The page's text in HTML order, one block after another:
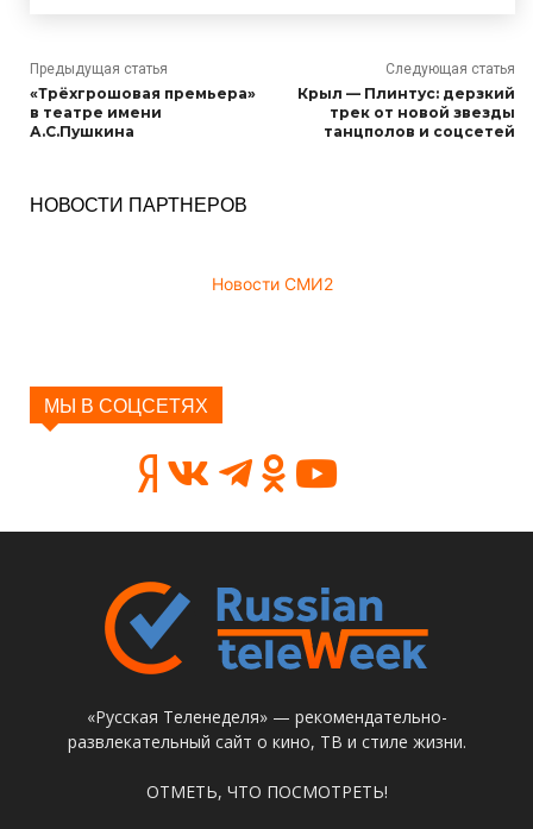
Предыдущая статья
«Трёхгрошовая премьера»
в театре имени
А.С.Пушкина
Следующая статья
Крыл — Плинтус: дерзкий
трек от новой звезды
танцполов и соцсетей
НОВОСТИ ПАРТНЕРОВ
Новости СМИ2
МЫ В СОЦСЕТЯХ
«Русская Теленеделя» — рекомендательно-
развлекательный сайт о кино, ТВ и стиле жизни.
ОТМЕТЬ, ЧТО ПОСМОТРЕТЬ!